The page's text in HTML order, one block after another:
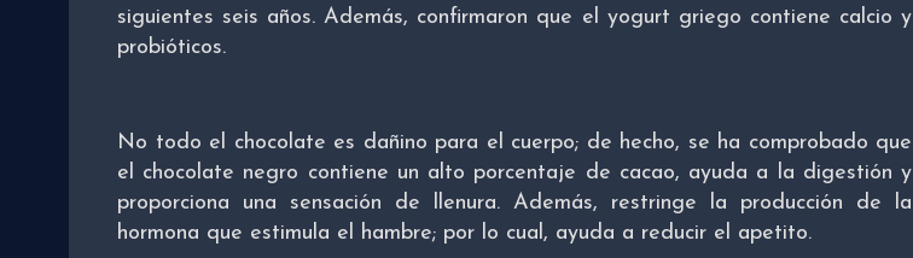
siguientes seis años. Además, confirmaron que el yogurt griego contiene calcio y
probióticos.
No todo el chocolate es dañino para el cuerpo; de hecho, se ha comprobado que
el chocolate negro contiene un alto porcentaje de cacao, ayuda a la digestión y
proporciona una sensación de llenura. Además, restringe la producción de la
hormona que estimula el hambre; por lo cual, ayuda a reducir el apetito.